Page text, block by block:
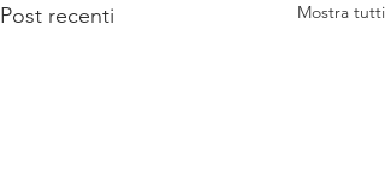
Post recenti Mostra tutti